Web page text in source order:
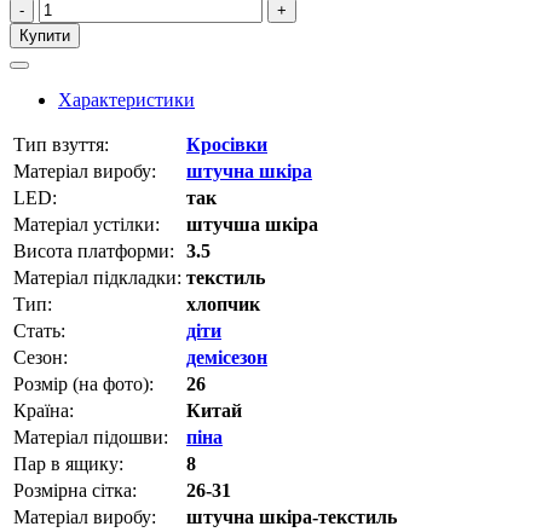
-
+
Купити
Характеристики
Тип взуття:
Кросівки
Матеріал виробу:
штучна шкіра
LED:
так
Матеріал устілки:
штучша шкіра
Висота платформи:
3.5
Матеріал підкладки: текстиль
Тип:
хлопчик
Стать:
діти
Сезон:
демісезон
Розмір (на фото):
26
Країна:
Китай
Матеріал підошви:
піна
Пар в ящику:
8
Розмірна сітка:
26-31
Матеріал виробу:
штучна шкіра-текстиль